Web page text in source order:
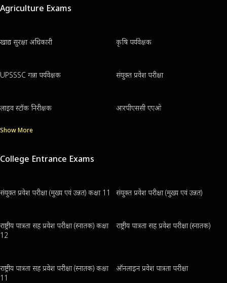
Agriculture Exams
खाद्य सुरक्षा अधिकारी कृषि पर्यवेक्षक
UPSSSC गन्ना पर्यवेक्षक संयुक्त प्रवेश परीक्षा
लाइव स्टॉक निरीक्षक आरपीएससी एएओ
Show More
College Entrance Exams
संयुक्त प्रवेश परीक्षा (मुख्य एवं उन्नत) कक्षा 11 संयुक्त प्रवेश परीक्षा (मुख्य एवं उन्नत)
राष्ट्रीय पात्रता सह प्रवेश परीक्षा (स्नातक) कक्षा
12
राष्ट्रीय पात्रता सह प्रवेश परीक्षा (स्नातक)
राष्ट्रीय पात्रता सह प्रवेश परीक्षा (स्नातक) कक्षा
11
ऑनलाइन प्रवेश पात्रता परीक्षा